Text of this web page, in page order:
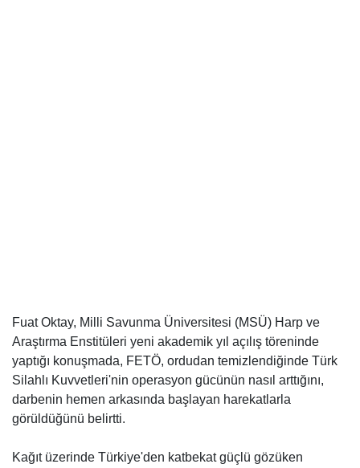
Fuat Oktay, Milli Savunma Üniversitesi (MSÜ) Harp ve
Araştırma Enstitüleri yeni akademik yıl açılış töreninde
yaptığı konuşmada, FETÖ, ordudan temizlendiğinde Türk
Silahlı Kuvvetleri'nin operasyon gücünün nasıl arttığını,
darbenin hemen arkasında başlayan harekatlarla
görüldüğünü belirtti.
Kağıt üzerinde Türkiye'den katbekat güçlü gözüken